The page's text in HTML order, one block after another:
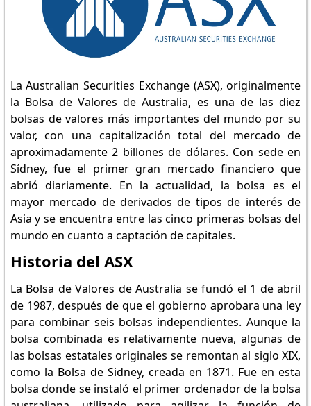
La Australian Securities Exchange (ASX), originalmente
la Bolsa de Valores de Australia, es una de las diez
bolsas de valores más importantes del mundo por su
valor, con una capitalización total del mercado de
aproximadamente 2 billones de dólares. Con sede en
Sídney, fue el primer gran mercado financiero que
abrió diariamente. En la actualidad, la bolsa es el
mayor mercado de derivados de tipos de interés de
Asia y se encuentra entre las cinco primeras bolsas del
mundo en cuanto a captación de capitales.
Historia del ASX
La Bolsa de Valores de Australia se fundó el 1 de abril
de 1987, después de que el gobierno aprobara una ley
para combinar seis bolsas independientes. Aunque la
bolsa combinada es relativamente nueva, algunas de
las bolsas estatales originales se remontan al siglo XIX,
como la Bolsa de Sidney, creada en 1871. Fue en esta
bolsa donde se instaló el primer ordenador de la bolsa